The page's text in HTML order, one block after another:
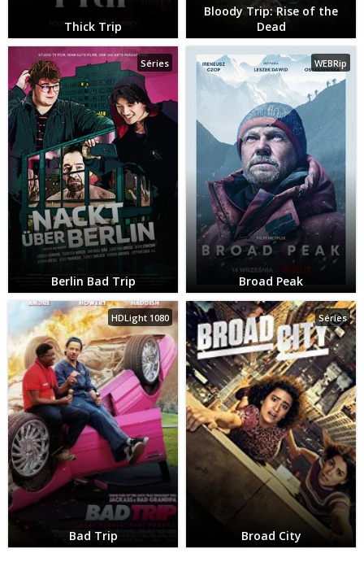
Thick Trip
Bloody Trip: Rise of the
Dead
Séries
Berlin Bad Trip
WEBRip
Broad Peak
HDLight 1080
Bad Trip
Séries
Broad City